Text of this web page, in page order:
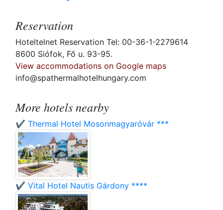
Reservation
Hoteltelnet Reservation Tel: 00-36-1-2279614
8600 Siófok, Fő u. 93-95.
View accommodations on Google maps
info@spathermalhotelhungary.com
More hotels nearby
✔️ Thermal Hotel Mosonmagyaróvár ***
✔️ Vital Hotel Nautis Gárdony ****